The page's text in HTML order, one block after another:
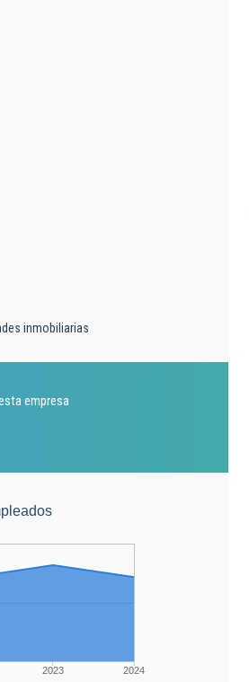
inmobiliarias
empresa
2023 2024